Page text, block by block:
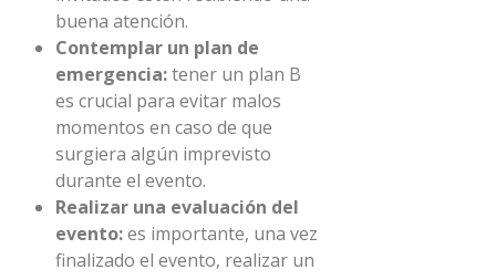
buena atención.
Contemplar un plan de
emergencia:tener un plan B
es crucial para evitar malos
momentos en caso de que
surgiera algún imprevisto
durante el evento.
Realizar una evaluación del
evento:es importante, una vez
finalizado el evento, realizar un